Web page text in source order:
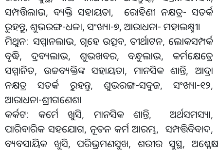
ସମ୍ପତ୍ତିଲାଭ, ବ୍ୟକ୍ତି ସହାୟତା, ରୋହିଣୀ ନକ୍ଷତ୍ର- ସତର୍କ
ରୁହନ୍ତୁ, ଶୁଭରଙ୍ଗ-ଧଳା, ସଂଖ୍ୟା-୭, ଆରାଧନା- ମହାଲକ୍ଷ୍ମୀ।
ମିଥୁନ: ସମ୍ମାନଲାଭ, ଗୃହେ ଉତ୍ସବ, ତୀର୍ଥାଟନ, ଲୋକସମ୍ପର୍କ
ବୃଦ୍ଧି, ଦ୍ରବ୍ୟଲାଭ, ଶୁଭଖବର, ବନ୍ଧୁଲାଭ, କର୍ମକ୍ଷେତ୍ରେ
ସମ୍ମାନିତ, ଉଚ୍ଚବ୍ୟକ୍ତିଙ୍କ ସହାୟତା, ମାନସିକ ଶାନ୍ତି, ଆଦ୍ରା
ନକ୍ଷତ୍ର ସତର୍କ ରୁହନ୍ତୁ, ଶୁଭରଙ୍ଗ-ସବୁଜ, ସଂଖ୍ୟା-୧୨,
ଆରାଧନା-ଶ୍ରୀଗଣେଶ।
କର୍କଟ: କର୍ମେ ଖୁସି, ମାନସିକ ଶାନ୍ତି, ଅର୍ଥସମସ୍ୟା,
ପାରିବାରିକ ସହଯୋଗ, ନୂତନ କର୍ମ ଆରମ୍ଭ, ସମ୍ପତ୍ତିବିବାଦ,
ବ୍ୟବସାୟିକ ଖୁସି, ପରିଭ୍ରମଣସୁଖ, ଶରୀର ସୁସ୍ଥ, ଅଶ୍ଳେଷା